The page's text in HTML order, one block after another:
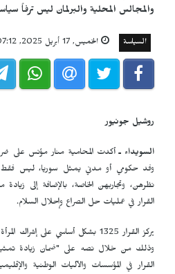
والمجالس المحلية والبرلمان ليس ترفاً
السياسة الخميس, 17 أبريل 2025, 07:12
روشيل جونيور
السويداء ـأكدت المحامية منار مؤنس على
وفد حكومي أو مدني يمثل سوريا، ليس فقط
نظرهن، وتجاربهن الخاصة، بالإضافة إلى
القرار في عمليات حل الصراع وإحلال السلام.
يركز القرار 1325 بشكل أساسي على
وذلك من خلال نصه على "ضمان زيادة
القرار في المؤسسات والآليات الوطنية